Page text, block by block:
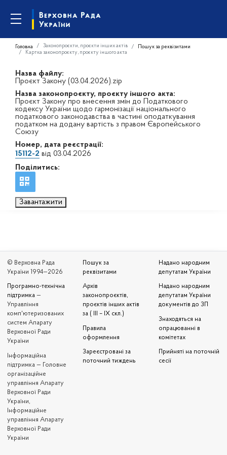
Головна Законопроєкти, проєкти інших актів
Пошук за реквізитами
Картка законопроєкту, проєкту іншого акта
Назва файлу:
Проєкт Закону (03.04.2026).zip
Назва законопроєкту, проєкту іншого акта:
Проєкт Закону про внесення змін до Податкового
кодексу України щодо гармонізації національного
податкового законодавства в частині оподаткування
податком на додану вартість з правом Європейського
Союзу
Номер, дата реєстрації:
15112-2 від 03.04.2026
Поділитись:
Завантажити
© Верховна Рада
України 1994—2026
Програмно-технічна
підтримка —
Управління
комп'ютеризованих
систем Апарату
Верховної Ради
України
Iнформаційна
підтримка — Головне
організаційне
управління Апарату
Верховної Ради
України,
Інформаційне
управління Апарату
Верховної Ради
України
Пошук за
реквізитами
Архів
законопроєктів,
проєктів інших актів
за ( III – IX скл.)
Правила
оформлення
Зареєстровані за
поточний тиждень
Надано народним
депутатам України
Надано народним
депутатам України
документів до ЗП
Знаходяться на
опрацюванні в
комітетах
Прийняті на поточній
сесії